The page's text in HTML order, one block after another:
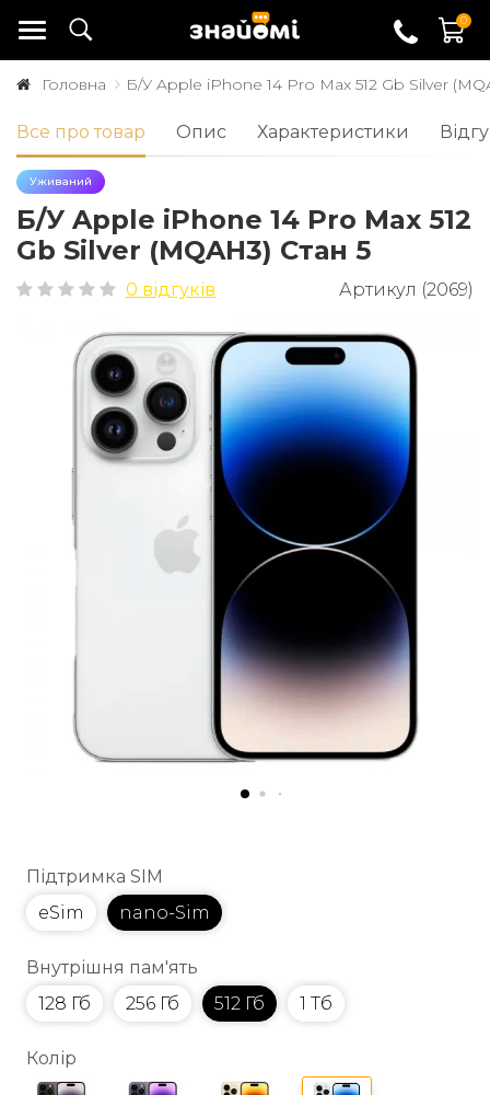
0
Головна Б/У Apple iPhone 14 Pro Max 512 Gb Silver
Все про товар Опис Характеристики
Уживаний
Б/У Apple iPhone 14 Pro Max 512
Gb Silver (MQAH3) Стан 5
0 відгуків Артикул (2069)
Підтримка SIM
eSim
nano-Sim
Внутрішня пам'ять
128 Гб
256 Гб 512 Гб 1 Тб
Колір